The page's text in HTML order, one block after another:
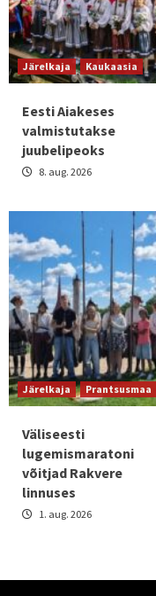
Järelkaja Kaukaasia
Eesti Aiakeses
valmistutakse
juubelipeoks
8. aug. 2026
Järelkaja Prantsusmaa
Väliseesti
lugemismaratoni
võitjad Rakvere
linnuses
1. aug. 2026